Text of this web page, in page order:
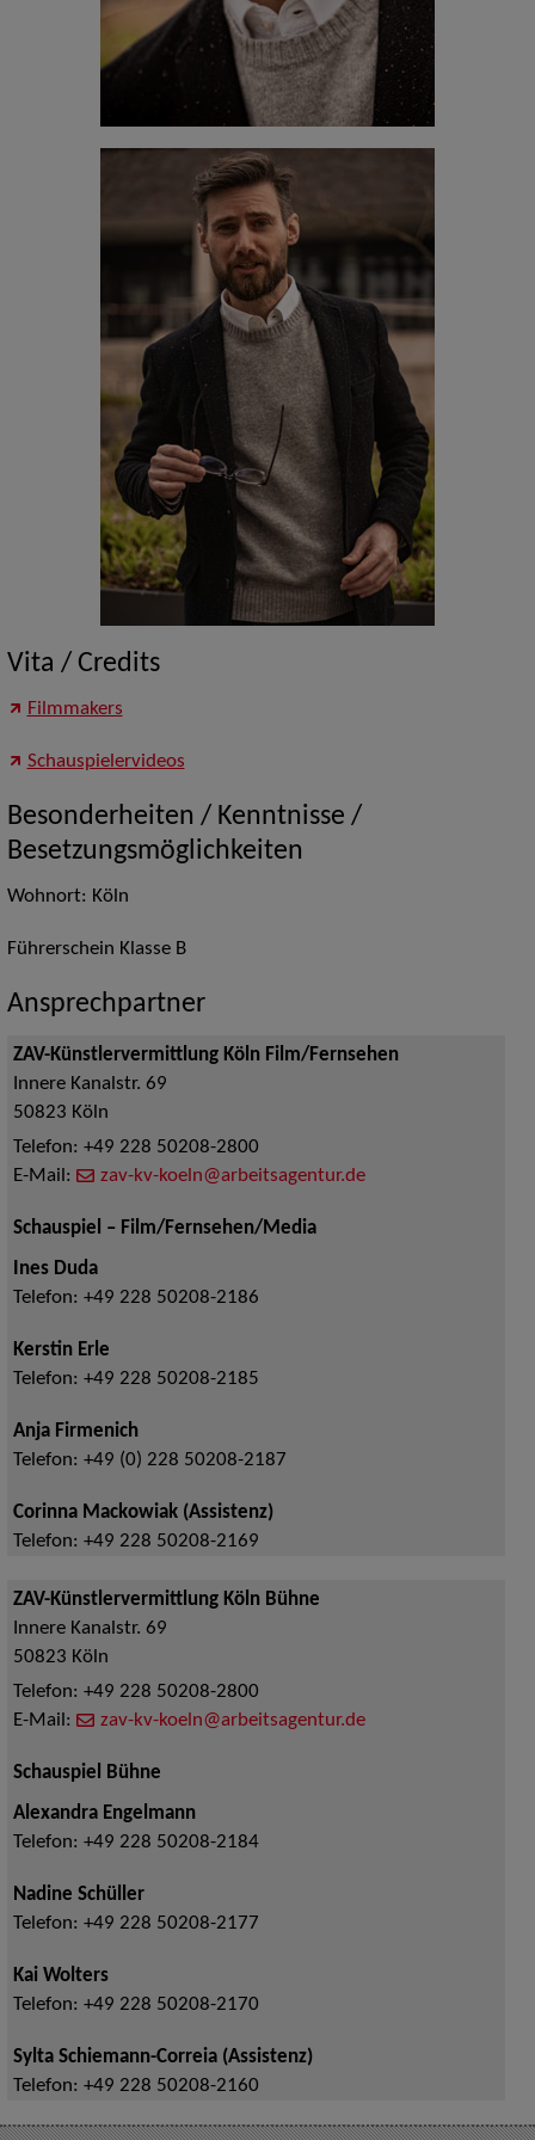
Vita / Credits
Filmmakers
Schauspielervideos
Besonderheiten / Kenntnisse /
Besetzungsmöglichkeiten
Wohnort: Köln
Führerschein Klasse B
Ansprechpartner
ZAV-Künstlervermittlung Köln Film/Fernsehen
Innere Kanalstr. 69
50823 Köln
Telefon: +49 228 50208-2800
E-Mail:
zav-kv-koeln@arbeitsagentur.de
Schauspiel – Film/Fernsehen/Media
Ines Duda
Telefon: +49 228 50208-2186
Kerstin Erle
Telefon: +49 228 50208-2185
Anja Firmenich
Telefon: +49 (0) 228 50208-2187
Corinna Mackowiak (Assistenz)
Telefon: +49 228 50208-2169
ZAV-Künstlervermittlung Köln Bühne
Innere Kanalstr. 69
50823 Köln
Telefon: +49 228 50208-2800
E-Mail:
zav-kv-koeln@arbeitsagentur.de
Schauspiel Bühne
Alexandra Engelmann
Telefon: +49 228 50208-2184
Nadine Schüller
Telefon: +49 228 50208-2177
Kai Wolters
Telefon: +49 228 50208-2170
Sylta Schiemann-Correia (Assistenz)
Telefon: +49 228 50208-2160